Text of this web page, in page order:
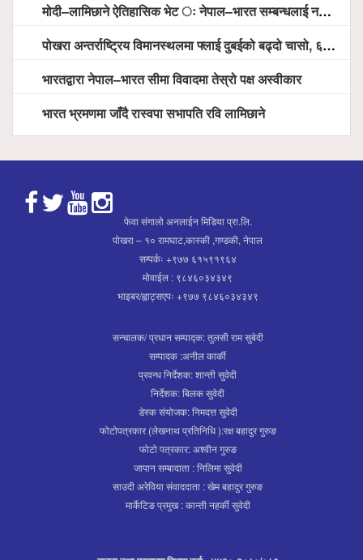
मोदी–लामिछाने ऐतिहासिक भेट ः नेपाल–भारत सम्बन्धलाई नयाँ उचाइमा पु¥याउने साझा प्रतिबद्धता
पोखरा अन्तर्राष्ट्रिय विमानस्थलमा फ्लाई दुबईको बढ्दो चासो, ६ घण्टा लामो प्राविधिक निरीक्षणपछि दैनिक उडानको ढोका खुल्दै
भारतद्वारा नेपाल–भारत सीमा विवादमा तेस्रो पक्ष अस्वीकार
भारत भ्रमणमा जाँदै रास्वपा सभापति रवि लामिछाने
फेवा संगालो अनलाईन मिडिया प्रा.लि.
पोखरा – १० रामघाट,कास्की ,गण्डकी, नेपाल
सम्पर्कः +९७७ ६१५९१९६४
मोवाईल : ९८४६०३४३४९
भाइबर/ह्वाट्सएपः +९७७ ९८४६०३४३४९
सन्चालक/ प्रधान सम्पाद्क: तुलसी राम सुबेदी
सम्पादक :अनील कार्की
प्रवन्ध निर्देशक: शान्ती सुवेदी
निर्देशक: बिलक सुवेदी
डेस्क संयोजक: निमदत्त सुवेदी
फोटोपत्रकार (लेखनाथ प्रतिनिधि ):रक्ष बहादुर गुरुङ
फोटो पत्रकार: अश्वीन गुरुङ
जापान सम्बादाता : निलिमा सुवेदी
साउदी अरेविया संवाददाता : खेम बहादुर गुरुङ
मार्केटिङ प्रमुख : कान्ती नहर्की सुवेदी